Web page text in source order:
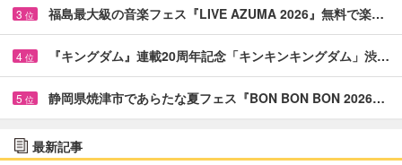
3 位 福島最大級の音楽フェス『LIVE AZUMA 2026』無料で楽…
4 位 『キングダム』連載20周年記念「キンキンキングダム」渋…
5 位 静岡県焼津市であらたな夏フェス『BON BON BON 2026…
最新記事